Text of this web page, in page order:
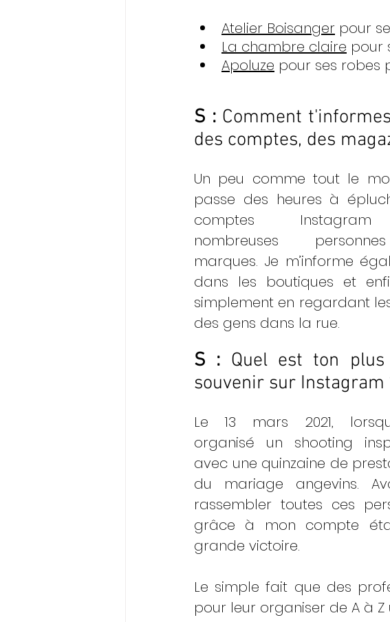
Atelier Boisanger pour
La chambre claire pour
Apoluze pour ses robes
S : Comment
des comptes, des
Un peu comme tout le
passe des heures à
comptes
nombreuses
marques. Je m’informe
dans les boutiques et
simplement en regardant
des gens dans la rue.
S : Quel est ton plus
souvenir sur Instagram
Le 13 mars 2021,
organisé un shooting
avec une quinzaine de
du mariage angevins.
rassembler toutes ces
grâce à mon compte
grande victoire.
Le simple fait que des
pour leur organiser de A à